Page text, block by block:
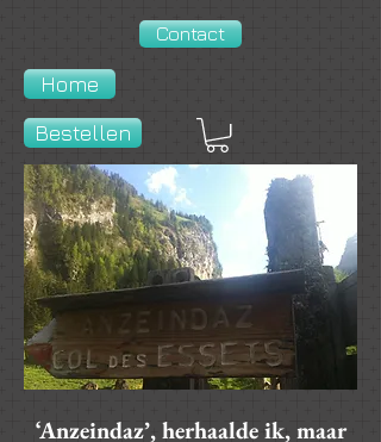
Contact
Home
Bestellen
‘Anzeindaz’, herhaalde ik, maar